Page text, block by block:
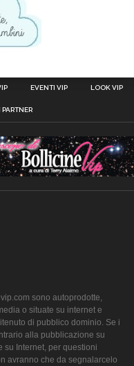
EVENTI VIP LOOK VIP
PARTNER
sono autoprodotte,
o situate su internet e
di pubblico dominio. Se i
alla pubblicazione su
su Internet, per questioni
avranno che da segnalarcelo